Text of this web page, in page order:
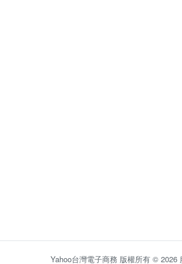
Yahoo台灣電子商務 版權所有 © 2026